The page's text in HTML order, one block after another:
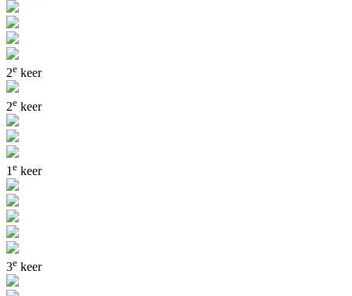
2e keer
2e keer
1 e keer
3e keer